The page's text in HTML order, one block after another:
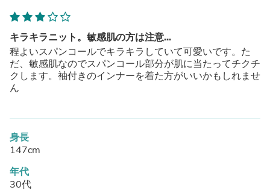
キラキラニット。敏感肌の方は注意...
程よいスパンコールでキラキラしていて可愛いです。た
だ、敏感肌なのでスパンコール部分が肌に当たってチクチ
クします。袖付きのインナーを着た方がいいかもしれませ
ん
身長
147cm
年代
30代